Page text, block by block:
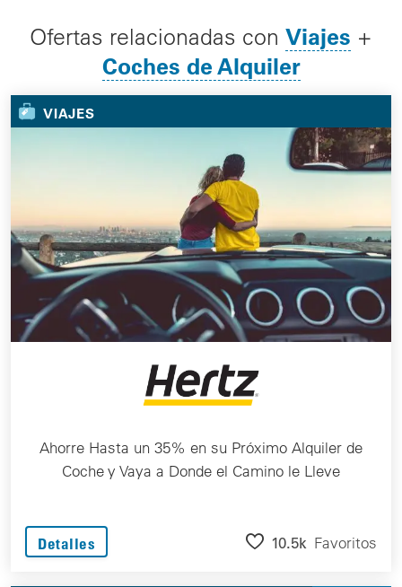
Ofertas relacionadas con Viajes +
Coches de Alquiler
VIAJES
Ahorre Hasta un 35% en su Próximo Alquiler de
Coche y Vaya a Donde el Camino le Lleve
Detalles 10.5k Favoritos